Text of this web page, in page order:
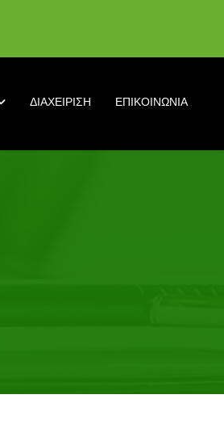
ΔΙΑΧΕΙΡΙΣΗ ΕΠΙΚΟΙΝΩΝΙΑ